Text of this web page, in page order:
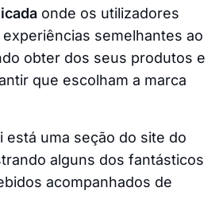
onde os utilizadores
semelhantes ao
obter dos seus produtos e
que escolham a marca
está uma seção do site do
alguns dos fantásticos
acompanhados de